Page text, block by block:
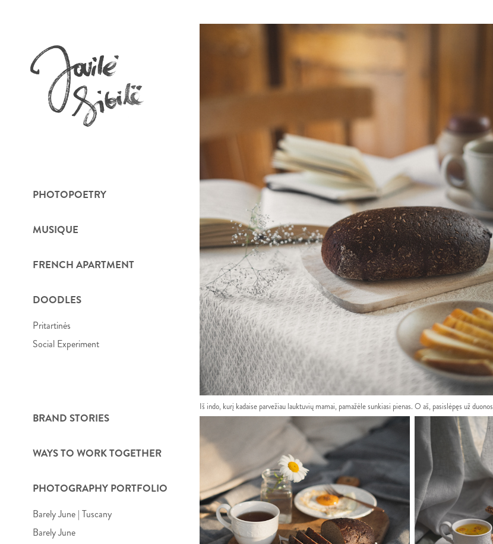
PHOTOPOETRY
MUSIQUE
FRENCH APARTMENT
DOODLES
Pritartinės
Social Experiment
BRAND STORIES
WAYS TO WORK TOGETHER
PHOTOGRAPHY PORTFOLIO
Barely June | Tuscany
Barely June
Iš indo, kurį kadaise parvežiau lauktuvių mamai, pamažėle sunkiasi pienas. O aš, pasislėpęs už